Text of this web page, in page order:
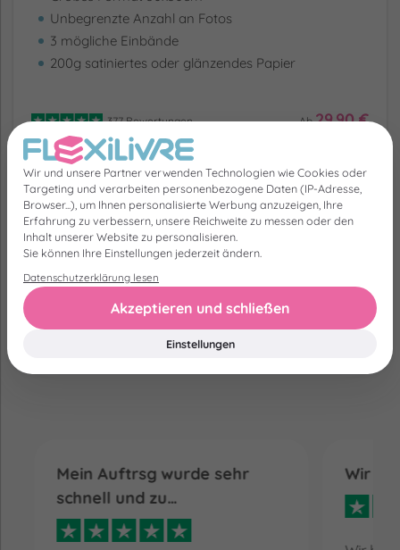
Unbegrenzte Anzahl an Fotos
3 mögliche Einbände
200g satiniertes oder glänzendes Papier
377 Bewertungen Ab29.90 €
Unsere Kunden erzählen
Wir haben nichts gefragt, sie haben alles
erzählt!
Mein Auftrsg wurde sehr
schnell und zu…
Wir
Wir und unsere Partner verwenden Technologien wie Cookies oder
Targeting und verarbeiten personenbezogene Daten (IP-Adresse,
Browser...), um Ihnen personalisierte Werbung anzuzeigen, Ihre
Erfahrung zu verbessern, unsere Reichweite zu messen oder den
Inhalt unserer Website zu personalisieren.
Sie können Ihre Einstellungen jederzeit ändern.
Datenschutzerklärung lesen
Akzeptieren und schließen
Einstellungen